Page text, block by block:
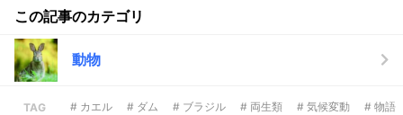
この記事のカテゴリ
動物
TAG # カエル # ダム # ブラジル # 両生類 # 気候変動
# 物語